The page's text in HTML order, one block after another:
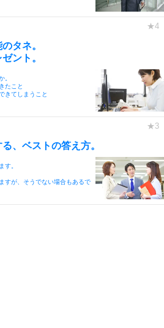
タネ。
ント。
。
たこと
きてしまうこと
、ベストの答え方。
す。
すが、そうでない場合もあるで